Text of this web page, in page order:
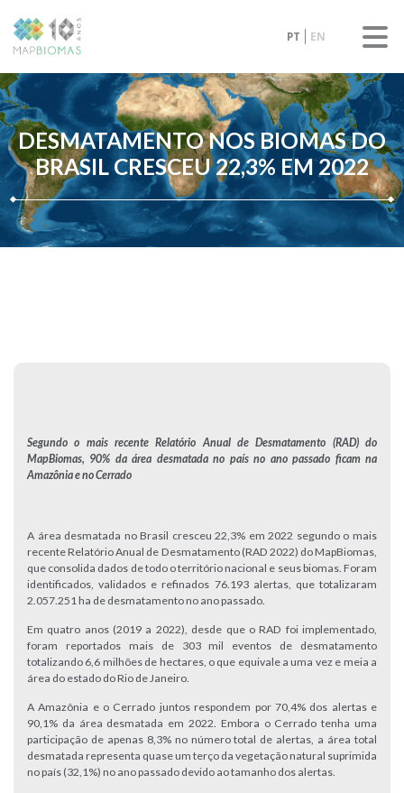
PT EN
DESMATAMENTO NOS BIOMAS DO
BRASIL CRESCEU 22,3% EM 2022
Segundo o mais recente Relatório Anual de Desmatamento (RAD) do
MapBiomas, 90% da área desmatada no país no ano passado ficam na
Amazônia e no Cerrado
A área desmatada no Brasil cresceu 22,3% em 2022 segundo o mais
recente Relatório Anual de Desmatamento (RAD 2022) do MapBiomas,
que consolida dados de todo o território nacional e seus biomas. Foram
identificados, validados e refinados 76.193 alertas, que totalizaram
2.057.251 ha de desmatamento no ano passado.
Em quatro anos (2019 a 2022), desde que o RAD foi implementado,
foram reportados mais de 303 mil eventos de desmatamento
totalizando 6,6 milhões de hectares, o que equivale a uma vez e meia a
área do estado do Rio de Janeiro.
A Amazônia e o Cerrado juntos respondem por 70,4% dos alertas e
90,1% da área desmatada em 2022. Embora o Cerrado tenha uma
participação de apenas 8,3% no número total de alertas, a área total
desmatada representa quase um terço da vegetação natural suprimida
no país (32,1%) no ano passado devido ao tamanho dos alertas.